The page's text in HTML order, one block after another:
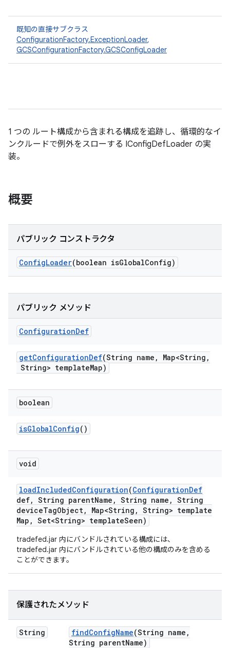
既知の直接サブクラス
ConfigurationFactory.ExceptionLoader,
GCSConfigurationFactory.GCSConfigLoader
1 つの ルート構成から含まれる構成を追跡し、循環的なイ
ンクルードで例外をスローする IConfigDefLoader の実
装。
概要
パブリック コンストラクタ
ConfigLoader(boolean isGlobalConfig)
パブリック メソッド
ConfigurationDef
getConfigurationDef(String name , Map<String ,
String> templateMap)
boolean
isGlobalConfig()
void
loadIncludedConfiguration(ConfigurationDef
def, String parentName , String name , String
deviceTagObject, Map<String , String> template
Map , Set<String> templateSeen)
tradefed.jar 内にバンドルされている構成には、
tradefed.jar 内にバンドルされている他の構成のみを含める
ことができます。
保護されたメソッド
String findConfigName(String name ,
String parentName)